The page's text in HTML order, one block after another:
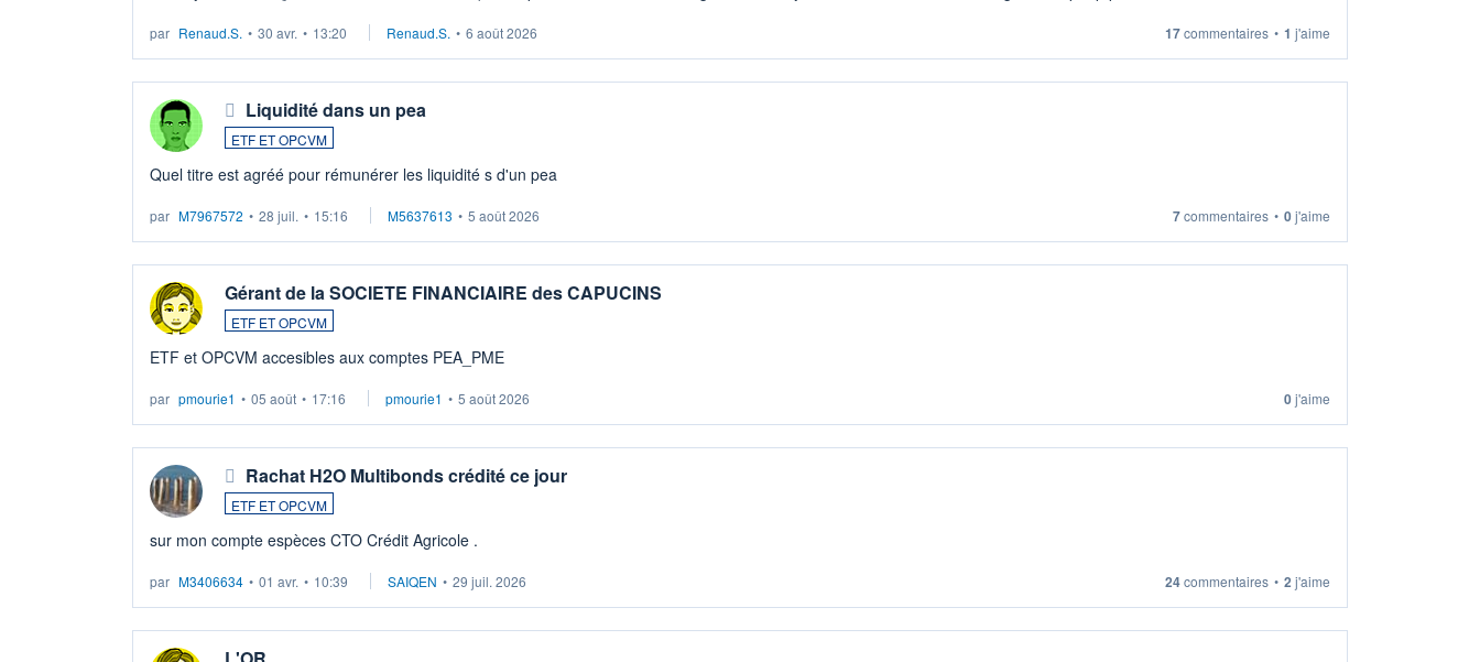
par Renaud.S. • 30 avr. • 13:20 Renaud.S. • 6 août 2026 17commentaires • 1 j'aime
Liquidité dans un pea
ETF ET OPCVM
Quel titre est agréé pour rémunérer les liquidité s d'un pea
par M7967572 • 28 juil. • 15:16 M5637613 • 5 août 2026 7commentaires • 0j'aime
Gérant de la SOCIETE FINANCIAIRE des CAPUCINS
ETF ET OPCVM
ETF et OPCVM accesibles aux comptes PEA_PME
par pmourie1 • 05 août • 17:16 pmourie1 • 5 août 2026 0j'aime
Rachat H2O Multibonds crédité ce jour
ETF ET OPCVM
sur mon compte espèces CTO Crédit Agricole .
par M3406634 • 01 avr. • 10:39 SAIQEN • 29 juil. 2026 24commentaires • 2 j'aime